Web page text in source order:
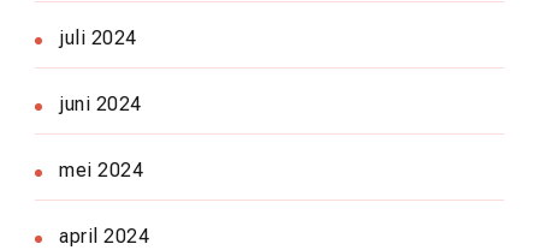
juli 2024
juni 2024
mei 2024
april 2024